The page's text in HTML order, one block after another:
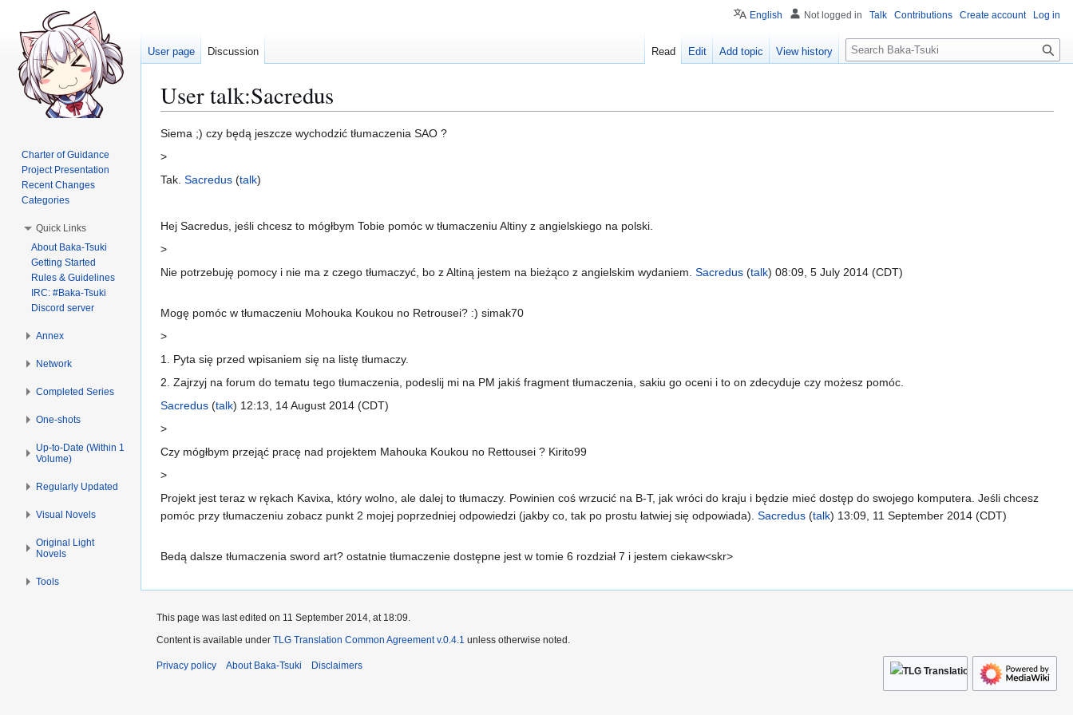
User talk:Sacredus
Jump
Jump
Siema ;) czy będą jeszcze wychodzić tłumaczenia SAO ?
>
Tak. Sacredus (talk)
Hej Sacredus, jeśli chcesz to mógłbym Tobie pomóc w tłumaczeniu Altiny z angielskiego na polski.
>
Nie potrzebuję pomocy i nie ma z czego tłumaczyć, bo z Altiną jestem na bieżąco z angielskim wydaniem. Sacredus (talk) 08:09, 5 July 2014 (CDT)
Mogę pomóc w tłumaczeniu Mohouka Koukou no Retrousei? :) simak70
>
1. Pyta się przed wpisaniem się na listę tłumaczy.
2. Zajrzyj na forum do tematu tego tłumaczenia, podeslij mi na PM jakiś fragment tłumaczenia, sakiu go oceni i to on zdecyduje czy możesz pomóc.
Sacredus (talk) 12:13, 14 August 2014 (CDT)
>
Czy mógłbym przejąć pracę nad projektem Mahouka Koukou no Rettousei ? Kirito99
>
Projekt jest teraz w rękach Kavixa, który wolno, ale dalej to tłumaczy. Powinien coś wrzucić na B-T, jak wróci do kraju i będzie mieć dostęp do swojego komputera. Jeśli chcesz
pomóc przy tłumaczeniu zobacz punkt 2 mojej poprzedniej odpowiedzi (jakby co, tak po prostu łatwiej się odpowiada). Sacredus (talk) 13:09, 11 September 2014 (CDT)
Bedą dalsze tłumaczenia sword art? ostatnie tłumaczenie dostępne jest w tomie 6 rozdział 7 i jestem ciekaw<skr>
English Not logged in Talk Contributions Create account Log in
User page Discussion Read Edit Add topic View history
S
e
c
Charter of Guidance
Project Presentation
Recent Changes
Categories
Quick Links
About Baka-Tsuki
Getting Started
Rules & Guidelines
IRC: #Baka-Tsuki
Discord server
Annex
Network
Completed Series
One-shots
Up-to-Date (Within 1
Volume)
Regularly Updated
Visual Novels
Original Light
Novels
Tools
This page was last edited on 11 September 2014, at 18:09.
Content is available under TLG Translation Common Agreement v.0.4.1 unless otherwise noted.
Privacy policy About Baka-Tsuki Disclaimers